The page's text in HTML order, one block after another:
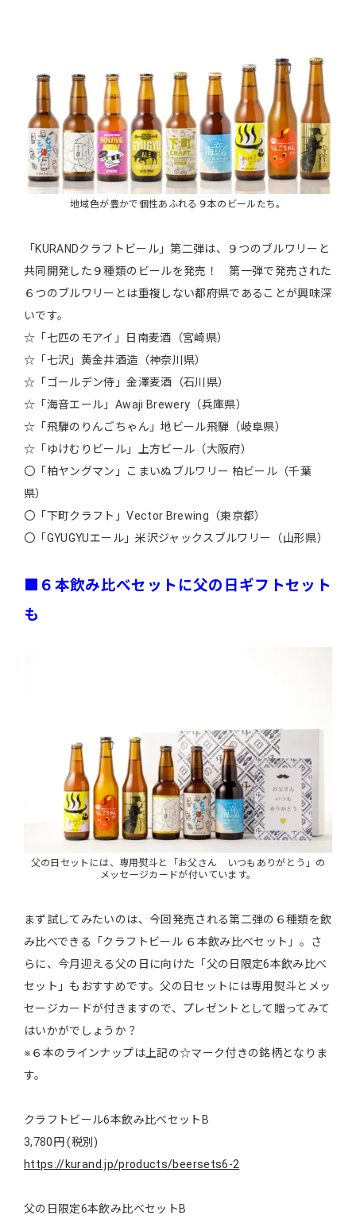
地域色が豊かで個性あふれる９本のビールたち。
「KURANDクラフトビール」第二弾は、９つのブルワリーと
共同開発した９種類のビールを発売！ 第一弾で発売された
６つのブルワリーとは重複しない都府県であることが興味深
いです。
☆「七匹のモアイ」日南麦酒（宮崎県）
☆「七沢」黄金井酒造（神奈川県）
☆「ゴールデン侍」金澤麦酒（石川県）
☆「海音エール」Awaji Brewery（兵庫県）
☆「飛騨のりんごちゃん」地ビール飛騨（岐阜県）
☆「ゆけむりビール」上方ビール（大阪府）
〇「柏ヤングマン」こまいぬブルワリー 柏ビール（千葉
県）
〇「下町クラフト」Vector Brewing（東京都）
〇「GYUGYUエール」米沢ジャックスブルワリー（山形県）
■６本飲み比べセットに父の日ギフトセット
も
父の日セットには、専用熨斗と「お父さん いつもありがとう」の
メッセージカードが付いています。
まず試してみたいのは、今回発売される第二弾の６種類を飲
み比べできる「クラフトビール ６本飲み比べセット」。さ
らに、今月迎える父の日に向けた「父の日限定6本飲み比べ
セット」もおすすめです。父の日セットには専用熨斗とメッ
セージカードが付きますので、プレゼントとして贈ってみて
はいかがでしょうか？
※６本のラインナップは上記の☆マーク付きの銘柄となりま
す。
クラフトビール6本飲み比べセットB
3,780円 (税別)
https://kurand.jp/products/beersets6-2
父の日限定6本飲み比べセットB